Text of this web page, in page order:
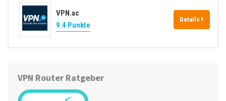
VPN.ac
9.4 Punkte
Details
VPN Router Ratgeber